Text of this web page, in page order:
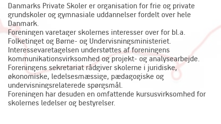
Danmarks Private Skoler er organisation for frie og private
grundskoler og gymnasiale uddannelser fordelt over hele
Danmark.
Foreningen varetager skolernes interesser over for bl.a.
Folketinget og Børne- og Undervisningsministeriet.
Interessevaretagelsen understøttes af foreningens
kommunikationsvirksomhed og projekt- og analysearbejde.
Foreningens sekretariat rådgiver skolerne i juridiske,
økonomiske, ledelsesmæssige, pædagogiske og
undervisningsrelaterede spørgsmål.
Foreningen har desuden en omfattende kursusvirksomhed for
skolernes ledelser og bestyrelser.